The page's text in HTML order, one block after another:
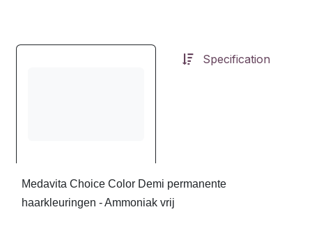
Specification
Medavita Choice Color Demi permanente
haarkleuringen - Ammoniak vrij